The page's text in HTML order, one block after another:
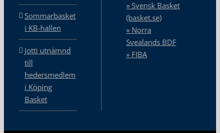
Sommarbasket
i KB-hallen
Jotti utnämnd
till
hedersmedlem
i Köping
Basket
» Svensk Basket
(basket.se)
» Norra
Svealands BDF
» FIBA